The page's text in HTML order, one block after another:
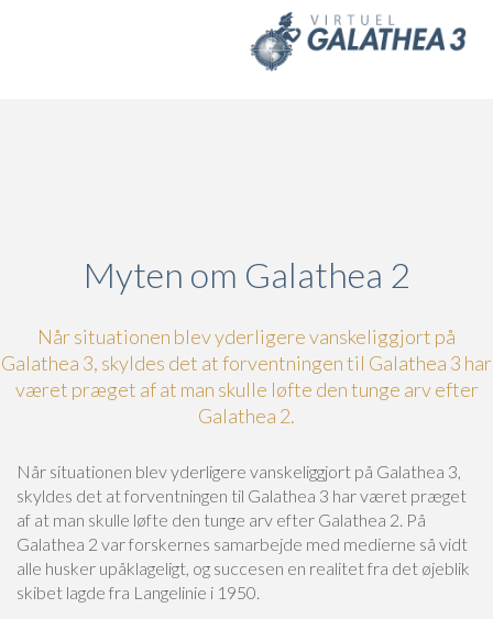
Myten om Galathea 2
Når situationen blev yderligere vanskeliggjort på
Galathea 3, skyldes det at forventningen til Galathea 3 har
været præget af at man skulle løfte den tunge arv efter
Galathea 2.
Når situationen blev yderligere vanskeliggjort på Galathea 3,
skyldes det at forventningen til Galathea 3 har været præget
af at man skulle løfte den tunge arv efter Galathea 2. På
Galathea 2 var forskernes samarbejde med medierne så vidt
alle husker upåklageligt, og succesen en realitet fra det øjeblik
skibet lagde fra Langelinie i 1950.